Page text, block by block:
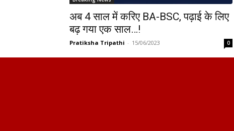
अब 4 साल में करिए BA-BSC, पढ़ाई के लिए
बढ़ गया एक साल…!
Pratiksha Tripathi - 15/06/2023 0